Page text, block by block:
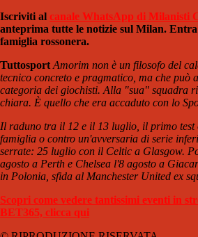
Iscriviti al canale WhatsApp di Milanisti
anteprima tutte le notizie sul Milan.
famiglia rossonera.
Tuttosport Amorim non è un filosofo del
tecnico concreto e pragmatico, ma che può
categoria dei giochisti. Alla "sua" squadra
chiara. È quello che era accaduto con lo
Il raduno tra il 12 e il 13 luglio, il primo test
famiglia o contro un'avversaria di serie
serrate: 25 luglio con il Celtic a Glasgow.
agosto a Perth e Chelsea l'8 agosto a
in Polonia, sfida al Manchester United ex
Scopri come vedere tantissimi eventi in
BET365, clicca qui